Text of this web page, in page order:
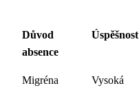
Důvod
absence
Úspěšnost
Migréna Vysoká